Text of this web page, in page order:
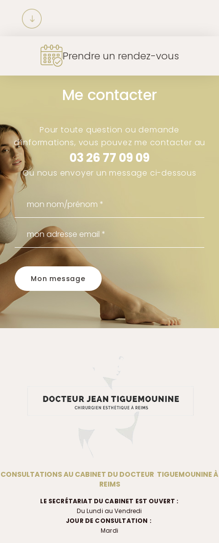
Prendre un rendez-vous
Me contacter
Pour toute question ou demande
d’informations, vous pouvez me contacter au
03 26 77 09 09
Ou nous envoyer un message ci-dessous
Mon message
CONSULTATIONS AU CABINET DU DOCTEUR TIGUEMOUNINE À
REIMS
LE SECRÉTARIAT DU CABINET EST OUVERT :
Du Lundi au Vendredi
JOUR DE CONSULTATION :
Mardi